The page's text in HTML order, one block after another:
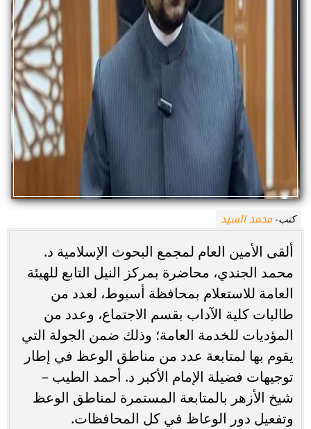
كتب-محمد السيد
ألقى الأمين العام لمجمع البحوث الإسلامية د.
محمد الجندي، محاضرة بمركز النيل التابع للهيئة
العامة للاستعلام بمحافظة أسيوط، لعدد من
طالبات كلية الآداب بقسم الاجتماع، وعدد من
المؤديات للخدمة العامة؛ وذلك ضمن الجولة التي
يقوم بها لمتابعة عدد من مناطق الوعظ في إطار
توجيهات فضيلة الإمام الأكبر د. أحمد الطيب –
شيخ الأزهر بالمتابعة المستمرة لمناطق الوعظ
وتفعيل دور الوعاظ في كل المحافظات.